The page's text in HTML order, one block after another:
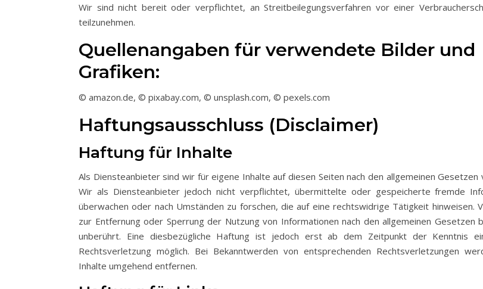
Wir sind nicht bereit oder verpflichtet, an Streitbeilegungsverfahren vor einer
teilzunehmen.
Quellenangaben für verwendete Bilder und
Grafiken:
© amazon.de, © pixabay.com, © unsplash.com, © pexels.com
Haftungsausschluss (Disclaimer)
Haftung für Inhalte
Als Diensteanbieter sind wir für eigene Inhalte auf diesen Seiten nach den allgemeinen Gesetzen
Wir als Diensteanbieter jedoch nicht verpflichtet, übermittelte oder gespeicherte fremde
überwachen oder nach Umständen zu forschen, die auf eine rechtswidrige Tätigkeit hinweisen.
zur Entfernung oder Sperrung der Nutzung von Informationen nach den allgemeinen Gesetzen
unberührt. Eine diesbezügliche Haftung ist jedoch erst ab dem Zeitpunkt der Kenntnis
Rechtsverletzung möglich. Bei Bekanntwerden von entsprechenden Rechtsverletzungen
Inhalte umgehend entfernen.